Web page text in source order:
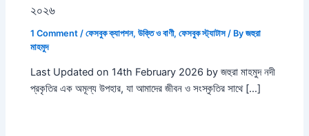
২০২৬
1 Comment /ফেসবুক ক্যাপশন,উক্তি ও বাণী,ফেসবুক স্ট্যাটাস/ Byজহুরা
মাহমুদ
Last Updated on 14th February 2026 by জহুরা মাহমুদ নদী
প্রকৃতির এক অমূল্য উপহার, যা আমাদের জীবন ও সংস্কৃতির সাথে […]